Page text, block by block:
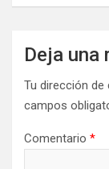
Deja una
Tu dirección
campos
Comentario *